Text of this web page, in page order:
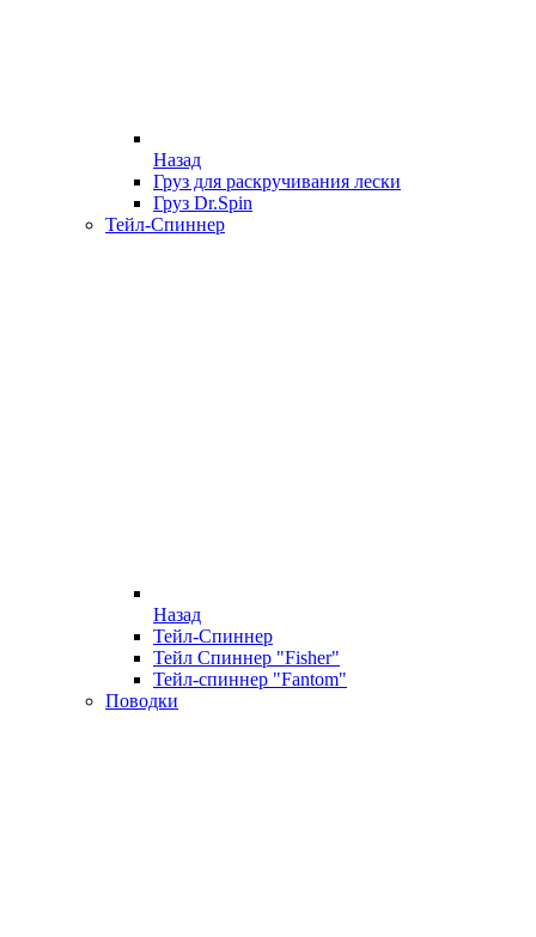
Назад
Груз для раскручивания лески
Груз Dr.Spin
Тейл-Спиннер
Назад
Тейл-Спиннер
Тейл Спиннер "Fisher"
Тейл-спиннер "Fantom"
Поводки